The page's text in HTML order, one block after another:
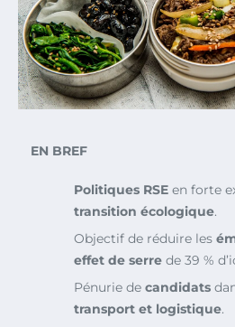
EN BREF
Politiques RSE en forte
transition écologique.
Objectif de réduire les
effet de serre de 39 %
Pénurie de candidats
transport et logistique.